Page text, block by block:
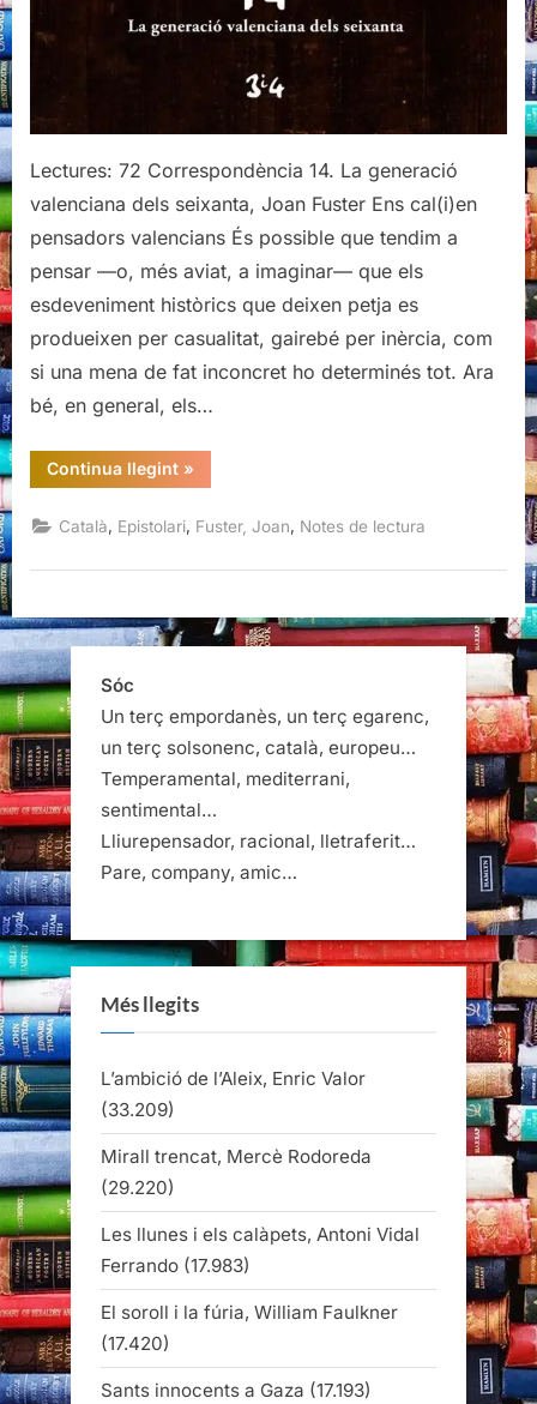
Lectures: 72 Correspondència 14. La generació
valenciana dels seixanta, Joan Fuster Ens cal(i)en
pensadors valencians És possible que tendim a
pensar —o, més aviat, a imaginar— que els
esdeveniment històrics que deixen petja es
produeixen per casualitat, gairebé per inèrcia, com
si una mena de fat inconcret ho determinés tot. Ara
bé, en general, els…
Continua llegint“Correspondència
14.
generació
valenciana
seixanta,
»
Català Epistolari Fuster, Joan Notes de lectura
Sóc
Un terç empordanès, un terç egarenc,
un terç solsonenc, català, europeu…
Temperamental, mediterrani,
sentimental…
Lliurepensador, racional, lletraferit…
Pare, company, amic…
Més llegits
L’ambició de l’Aleix, Enric Valor
(33.209)
Mirall trencat, Mercè Rodoreda
(29.220)
Les llunes i els calàpets, Antoni Vidal
Ferrando (17.983)
El soroll i la fúria, William Faulkner
(17.420)
Sants innocents a Gaza (17.193)